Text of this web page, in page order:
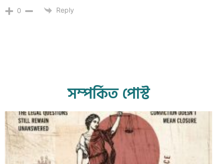
0 Reply
সম্পর্কিত পোস্ট